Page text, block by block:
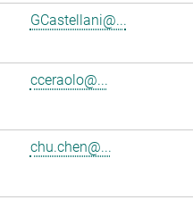
GCastellani@...
cceraolo@...
chu.chen@...